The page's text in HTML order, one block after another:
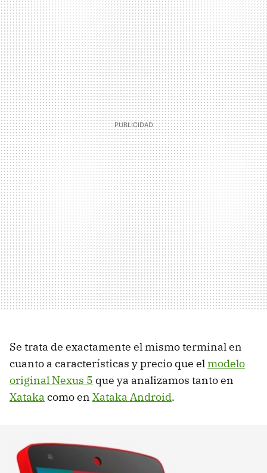
Se trata de exactamente el mismo terminal en
cuanto a características y precio que elmodelo
original Nexus 5 que ya analizamos tanto en
Xataka como en Xataka Android.